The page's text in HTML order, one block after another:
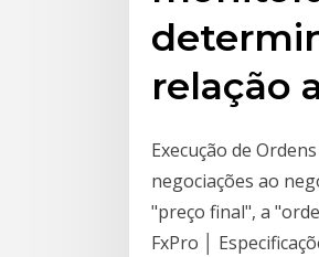
relação
Execução de
negociações ao
"preço final", a
FxPro │